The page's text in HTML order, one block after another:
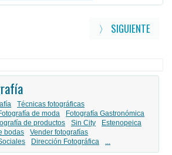
〉 SIGUIENTE
Técnicas fotográficas
de moda
Fotografía Gastronómica
de productos Sin City
Estenopeica
bodas
Vender fotografías
Dirección Fotográfica ...